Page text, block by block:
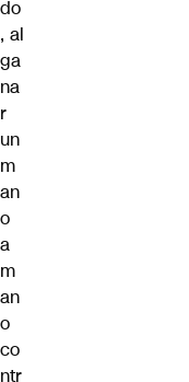
do
, al
ga
na
r
un
m
an
o
a
m
an
o
co
ntr